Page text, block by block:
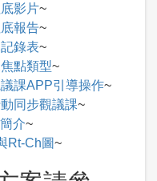
影片~
報告~
錄表~
點類型~
課APP引導操作~
同步觀議課~
介~
Rt-Ch圖~